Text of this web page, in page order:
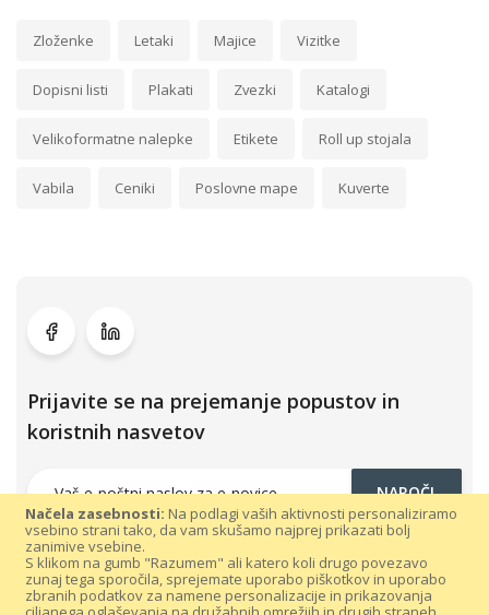
Načela zasebnosti: Na podlagi vaših aktivnosti personaliziramo
vsebino strani tako, da vam skušamo najprej prikazati bolj
zanimive vsebine.
S klikom na gumb "Razumem" ali katero koli drugo povezavo
zunaj tega sporočila, sprejemate uporabo piškotkov in uporabo
zbranih podatkov za namene personalizacije in prikazovanja
Zloženke Letaki Majice Vizitke
Dopisni listi Plakati Zvezki Katalogi
Velikoformatne nalepke Etikete Roll up stojala
Vabila Ceniki Poslovne mape Kuverte
Prijavite se na prejemanje popustov in
koristnih nasvetov
NAROČI